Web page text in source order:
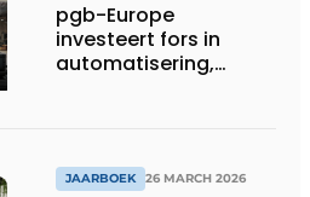
pgb-Europe
investeert fors in
automatisering,
JAARBOEK 26 MARCH 2026